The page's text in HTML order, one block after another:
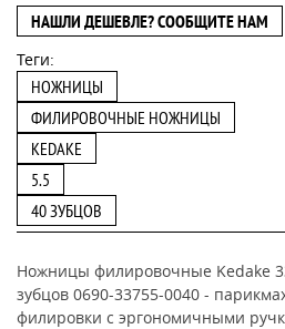
НАШЛИ ДЕШЕВЛЕ? СООБЩИТЕ НАМ
Теги:
НОЖНИЦЫ
ФИЛИРОВОЧНЫЕ НОЖНИЦЫ
KEDAKE
5.5
40 ЗУБЦОВ
Ножницы филировочные Kedake
зубцов 0690-33755-0040 -
филировки с эргономичными